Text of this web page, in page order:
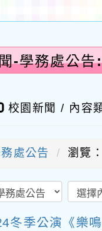
-學務處公
校園新聞 / 內容
處公告 瀏覽
冬季公演《樂